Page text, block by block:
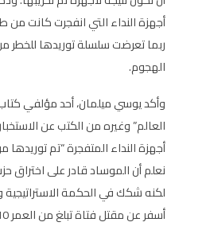
أجهزة النداء التي انفجرت كانت من
ربما تعرضت سلسلة توريدها للخطر
الهجوم.
وأكد يوسي ميلمان، أحد مؤلفي
العالم” وغيره من الكتب عن
أجهزة النداء المتفجرة “تم توريدها
نعلم أن الموساد قادر على اختراق حزب
لكنه شكك في الحكمة الاستراتيجية
أسفر عن مقتل فتاة تبلغ من العمر 10 سنوات.